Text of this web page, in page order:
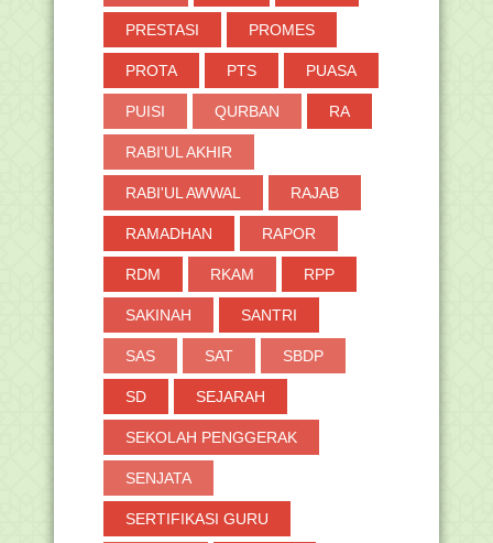
PRESTASI PROMES
PROTA PTS PUASA
PUISI QURBAN RA
RABI'UL AKHIR
RABI'UL AWWAL RAJAB
RAMADHAN RAPOR
RDM RKAM RPP
SAKINAH SANTRI
SAS SAT SBDP
SD SEJARAH
SEKOLAH PENGGERAK
SENJATA
SERTIFIKASI GURU